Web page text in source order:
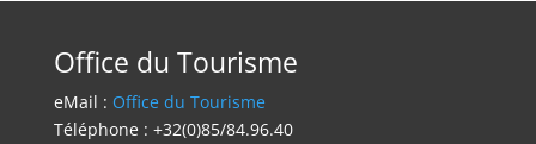
Office du Tourisme
eMail : Office du Tourisme
Téléphone : +32(0)85/84.96.40